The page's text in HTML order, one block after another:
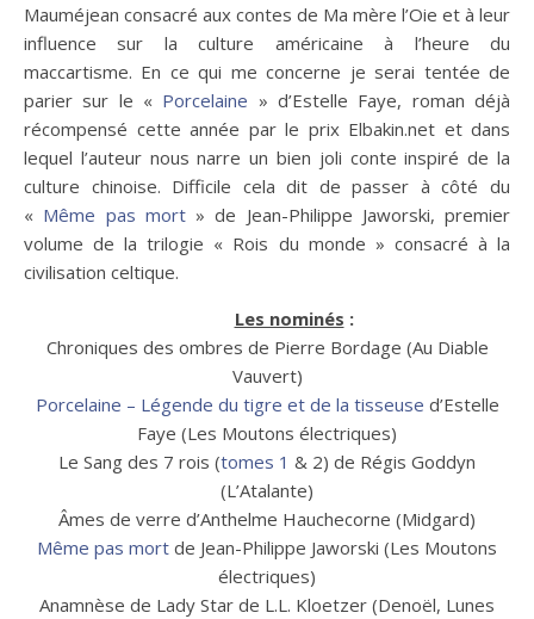
Mauméjean consacré aux contes de Ma mère l’Oie et à leur
influence sur la culture américaine à l’heure du
maccartisme. En ce qui me concerne je serai tentée de
parier sur le « Porcelaine » d’Estelle Faye, roman déjà
récompensé cette année par le prix Elbakin.net et dans
lequel l’auteur nous narre un bien joli conte inspiré de la
culture chinoise. Difficile cela dit de passer à côté du
« Même pas mort» de Jean-Philippe Jaworski, premier
volume de la trilogie « Rois du monde » consacré à la
civilisation celtique.
Les nominés :
Chroniques des ombres de Pierre Bordage (Au Diable
Vauvert)
Porcelaine – Légende du tigre et de la tisseuse d’Estelle
Faye (Les Moutons électriques)
Le Sang des 7 rois (tomes 1 & 2) de Régis Goddyn
(L’Atalante)
Âmes de verre d’Anthelme Hauchecorne (Midgard)
Même pas mort de Jean-Philippe Jaworski (Les Moutons
électriques)
Anamnèse de Lady Star de L.L. Kloetzer (Denoël, Lunes